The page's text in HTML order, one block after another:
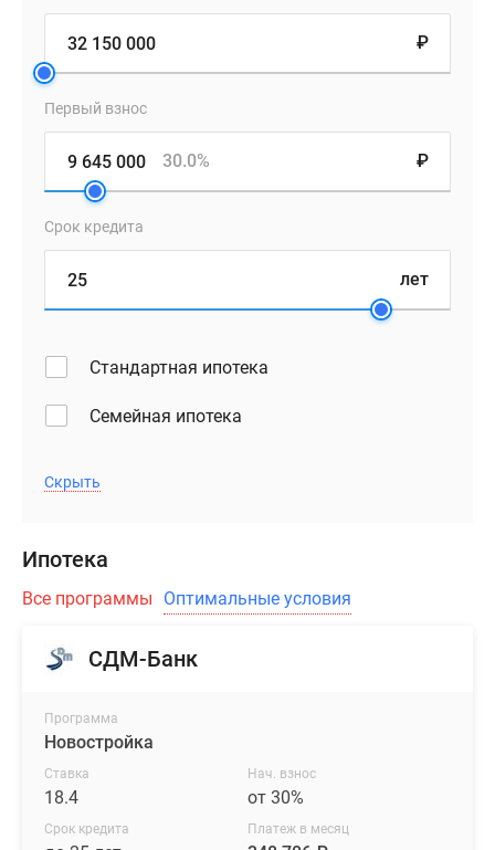
запоминающийся
вид.
Современный
облик
квартала
дополняют
лоджии
витражным
остеклением,
угловые
высокие
окна
металлические
С
верхних
открываются
панорамные
реку,
парки
достопримечательности
₽
Первый взнос
₽
30.0%
Срок кредита
лет
Стандартная ипотека
Семейная ипотека
Скрыть
Ипотека
Все программы Оптимальные условия
СДМ-Банк
Программа
Новостройка
Ставка
18.4
Нач. взнос
от 30%
Срок кредита Платеж в месяц